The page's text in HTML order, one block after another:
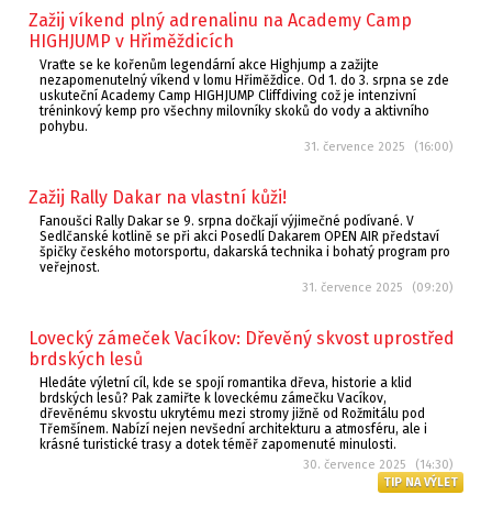
Zažij víkend plný adrenalinu na Academy Camp
HIGHJUMP v Hřiměždicích
Vraťte se ke kořenům legendární akce Highjump a zažijte
nezapomenutelný víkend v lomu Hřiměždice. Od 1. do 3. srpna se zde
uskuteční Academy Camp HIGHJUMP Cliffdiving což je intenzivní
tréninkový kemp pro všechny milovníky skoků do vody a aktivního
pohybu.
31. července 2025 (16:00)
Zažij Rally Dakar na vlastní kůži!
Fanoušci Rally Dakar se 9. srpna dočkají výjimečné podívané. V
Sedlčanské kotlině se při akci Posedlí Dakarem OPEN AIR představí
špičky českého motorsportu, dakarská technika i bohatý program pro
veřejnost.
31. července 2025 (09:20)
Lovecký zámeček Vacíkov: Dřevěný skvost uprostřed
brdských lesů
Hledáte výletní cíl, kde se spojí romantika dřeva, historie a klid
brdských lesů? Pak zamiřte k loveckému zámečku Vacíkov,
dřevěnému skvostu ukrytému mezi stromy jižně od Rožmitálu pod
Třemšínem. Nabízí nejen nevšední architekturu a atmosféru, ale i
krásné turistické trasy a dotek téměř zapomenuté minulosti.
30. července 2025 (14:30)
TIP NA VÝLET